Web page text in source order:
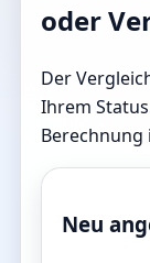
oder
Der
Ihrem
Berechnung
Neu